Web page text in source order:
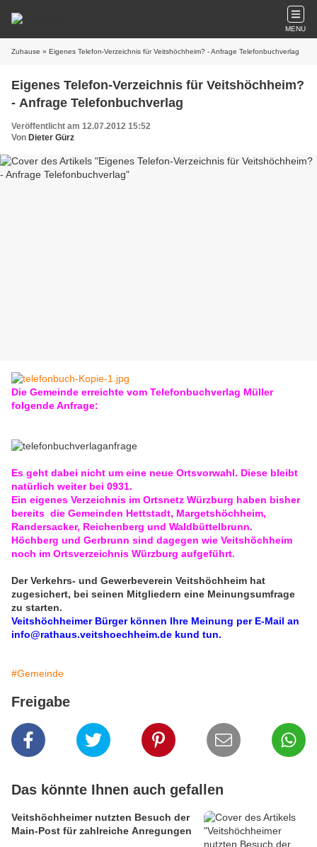
MENU
Zuhause » Eigenes Telefon-Verzeichnis für Veitshöchheim? - Anfrage Telefonbuchverlag
Eigenes Telefon-Verzeichnis für Veitshöchheim?
- Anfrage Telefonbuchverlag
Veröffentlicht am 12.07.2012 15:52
Von Dieter Gürz
Die Gemeinde erreichte vom Telefonbuchverlag Müller
folgende Anfrage:
Es geht dabei nicht um eine neue Ortsvorwahl. Diese bleibt
natürlich weiter bei 0931.
Ein eigenes Verzeichnis im Ortsnetz Würzburg haben bisher
bereits die Gemeinden Hettstadt, Margetshöchheim,
Randersacker, Reichenberg und Waldbüttelbrunn.
Höchberg und Gerbrunn sind dagegen wie Veitshöchheim
noch im Ortsverzeichnis Würzburg aufgeführt.
Der Verkehrs- und Gewerbeverein Veitshöchheim hat
zugesichert, bei seinen Mitgliedern eine Meinungsumfrage
zu starten.
Veitshöchheimer Bürger können Ihre Meinung per E-Mail an
info@rathaus.veitshoechheim.de kund tun.
#Gemeinde
Freigabe
Das könnte Ihnen auch gefallen
Veitshöchheimer nutzten Besuch der
Main-Post für zahlreiche Anregungen